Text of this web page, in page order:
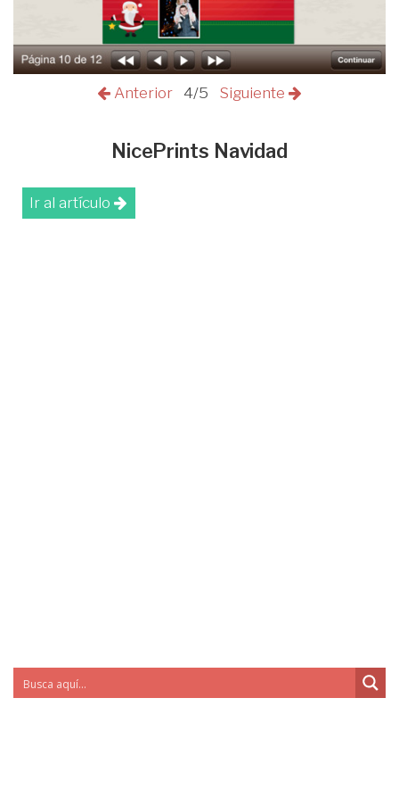
Anterior 4/5 Siguiente
NicePrints Navidad
Ir al artículo